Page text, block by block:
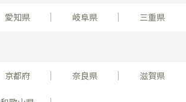
愛知県 岐阜県 三重県
京都府 奈良県 滋賀県